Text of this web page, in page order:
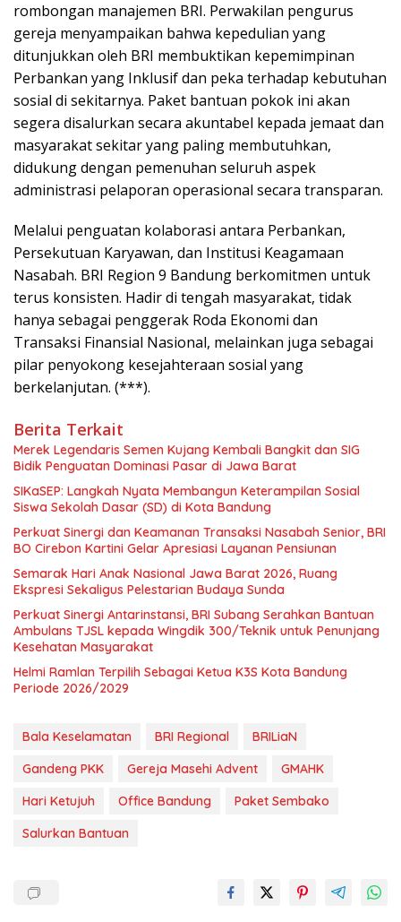
rombongan manajemen BRI. Perwakilan pengurus
gereja menyampaikan bahwa kepedulian yang
ditunjukkan oleh BRI membuktikan kepemimpinan
Perbankan yang Inklusif dan peka terhadap kebutuhan
sosial di sekitarnya. Paket bantuan pokok ini akan
segera disalurkan secara akuntabel kepada jemaat dan
masyarakat sekitar yang paling membutuhkan,
didukung dengan pemenuhan seluruh aspek
administrasi pelaporan operasional secara transparan.
​Melalui penguatan kolaborasi antara Perbankan,
Persekutuan Karyawan, dan Institusi Keagamaan
Nasabah. BRI Region 9 Bandung berkomitmen untuk
terus konsisten. Hadir di tengah masyarakat, tidak
hanya sebagai penggerak Roda Ekonomi dan
Transaksi Finansial Nasional, melainkan juga sebagai
pilar penyokong kesejahteraan sosial yang
berkelanjutan. (***).
Berita Terkait
Merek Legendaris Semen Kujang Kembali Bangkit dan SIG
Bidik Penguatan Dominasi Pasar di Jawa Barat
SIKaSEP: Langkah Nyata Membangun Keterampilan Sosial
Siswa Sekolah Dasar (SD) di Kota Bandung
Perkuat Sinergi dan Keamanan Transaksi Nasabah Senior, BRI
BO Cirebon Kartini Gelar Apresiasi Layanan Pensiunan
Semarak Hari Anak Nasional Jawa Barat 2026, Ruang
Ekspresi Sekaligus Pelestarian Budaya Sunda
Perkuat Sinergi Antarinstansi, BRI Subang Serahkan Bantuan
Ambulans TJSL kepada Wingdik 300/Teknik untuk Penunjang
Kesehatan Masyarakat
Helmi Ramlan Terpilih Sebagai Ketua K3S Kota Bandung
Periode 2026/2029
Bala Keselamatan BRI Regional
BRILiaN
Gandeng PKK
Gereja Masehi Advent
GMAHK
Hari Ketujuh
Office Bandung
Paket Sembako
Salurkan Bantuan